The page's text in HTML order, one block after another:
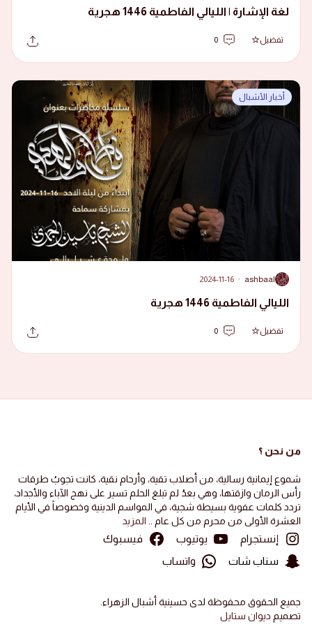
لغة الإشارة | الليالي الفاطمية 1446 هجرية
تفضيل 0
أخبار الأشبال
A
ashbaal
·
2024-11-16
الليالي الفاطمية 1446 هجرية
تفضيل 0
من نحن ؟
شموع إيمانية رسالية، من أصلاب تقية، وأرحام نقية، كانت تجوبُ طرقات
رأس الرمان وازقتها، وهي بعدُ لم تبلغ الحلم تسير على نهج الآباء والأجداد،
تردد كلمات عفوية بسيطة شجية، في المواسم الدينية وخصوصاً في الأيام
العشرة الأولى من محرم من كل عام .. المزيد
إنستجرام يوتيوب
فيسبوك
سناب شات
واتساب
جميع الحقوق محفوظة لدى حسينية أشبال الزهراء.
تصميم ديوان ستايل